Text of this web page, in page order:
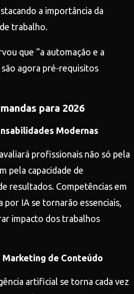
a importância da
trabalho.
que “a automação e a
são agora pré-requisitos
para 2026
Modernas
profissionais não só pela
pela capacidade de
resultados. Competências em
por IA se tornarão essenciais,
impacto dos trabalhos
Marketing de Conteúdo
artificial se torna cada vez